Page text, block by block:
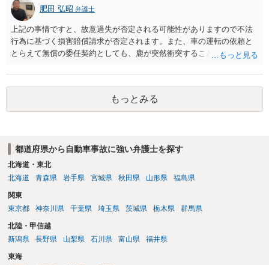
肥田 弘昭 弁護士
上記の事情ですと、故意過失が否定される可能性がありますので不法
行為に基づく損害賠償請求が否定されます。また、車の運転の依頼と
とらえて無償の委任契約としても、鹿が突然衝突することは予見がで
償請求も成立しない可能性があります。以上の理由から支払義務は否
定される可能性が高いです。ご参考にしてください。
もっとみる
都道府県から自動車事故に強い弁護士を探す
北海道・東北
北海道
青森県 岩手県 宮城県 秋田県 山形県 福島県
関東
東京都
神奈川県 千葉県 埼玉県 茨城県 栃木県 群馬県
北陸・甲信越
新潟県
長野県 山梨県 石川県 富山県 福井県
東海